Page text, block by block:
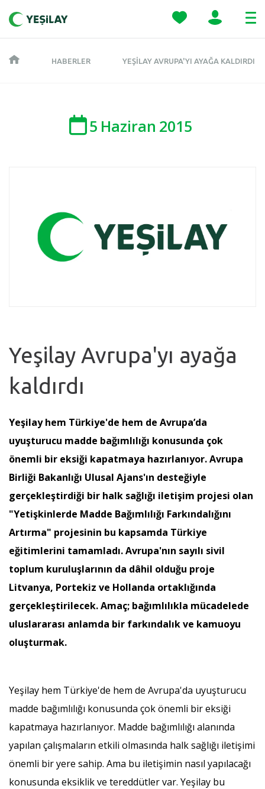
HABERLER YEŞILAY AVRUPA'YI AYAĞA KALDIRDI
5 Haziran 2015
Yeşilay Avrupa'yı ayağa
kaldırdı
Yeşilay hem Türkiye'de hem de Avrupa’da
uyuşturucu madde bağımlılığı konusunda çok
önemli bir eksiği kapatmaya hazırlanıyor. Avrupa
Birliği Bakanlığı Ulusal Ajans'ın desteğiyle
gerçekleştirdiği bir halk sağlığı iletişim projesi olan
"Yetişkinlerde Madde Bağımlılığı Farkındalığını
Artırma" projesinin bu kapsamda Türkiye
eğitimlerini tamamladı. Avrupa'nın sayılı sivil
toplum kuruluşlarının da dâhil olduğu proje
Litvanya, Portekiz ve Hollanda ortaklığında
gerçekleştirilecek. Amaç; bağımlılıkla mücadelede
uluslararası anlamda bir farkındalık ve kamuoyu
oluşturmak.
Yeşilay hem Türkiye'de hem de Avrupa'da uyuşturucu
madde bağımlılığı konusunda çok önemli bir eksiği
kapatmaya hazırlanıyor. Madde bağımlılığı alanında
yapılan çalışmaların etkili olmasında halk sağlığı iletişimi
önemli bir yere sahip. Ama bu iletişimin nasıl yapılacağı
konusunda eksiklik ve tereddütler var. Yeşilay bu